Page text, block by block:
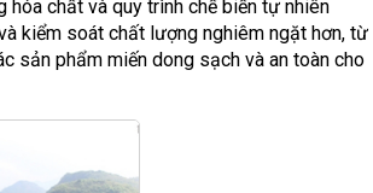
chất và quy trình chế biến tự nhiên
kiểm soát chất lượng nghiêm ngặt hơn, từ
sản phẩm miến dong sạch và an toàn cho